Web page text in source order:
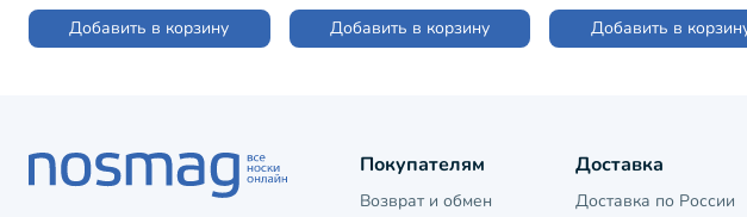
Добавить в корзину Добавить в корзину Добавить в
Покупателям
Возврат и обмен
Доставка
Доставка по России